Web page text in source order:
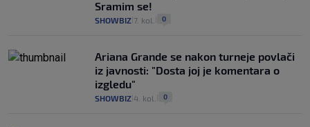
Sramim se!
SHOWBIZ 7. kol. 0
Ariana Grande se nakon turneje povlači
iz javnosti: "Dosta joj je komentara o
izgledu"
SHOWBIZ 4. kol. 0